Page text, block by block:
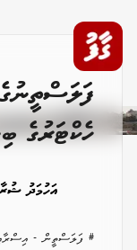
ހެކްޓަރުގެ
އަހުމަދު
# ފަލަސްތީން -